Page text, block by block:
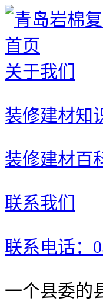
首页
关于我们
装修建材知
装修建材百
联系我们
联系电话：
一个县委的